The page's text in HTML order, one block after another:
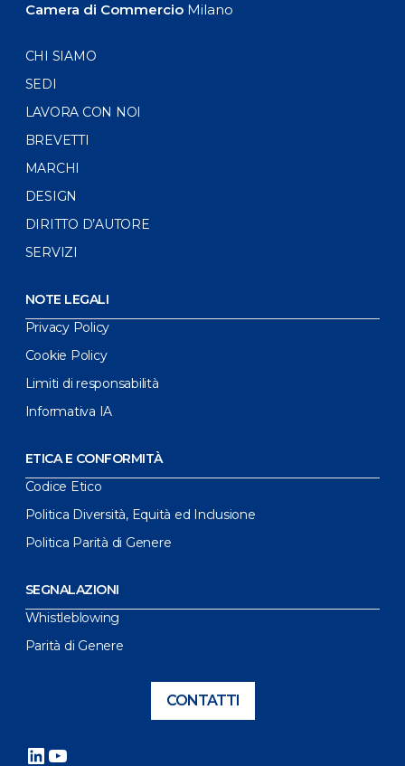
Camera di CommercioMilano
CHI SIAMO
SEDI
LAVORA CON NOI
BREVETTI
MARCHI
DESIGN
DIRITTO D’AUTORE
SERVIZI
NOTE LEGALI
Privacy Policy
Cookie Policy
Limiti di responsabilità
Informativa IA
ETICA E CONFORMITÀ
Codice Etico
Politica Diversità, Equità ed Inclusione
Politica Parità di Genere
SEGNALAZIONI
Whistleblowing
Parità di Genere
CONTATTI
LinkedIn
YouTube